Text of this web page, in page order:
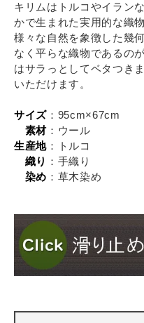
キリムはトルコやイラン
かで生まれた実用的な織物
様々な自然を象徴した幾
なく平らな織物であるの
はサラっとしてベタつき
いただけます。
サイズ ：95cm×67cm
素材 ：ウール
生産地 ：トルコ
織り ：手織り
染め ：草木染め